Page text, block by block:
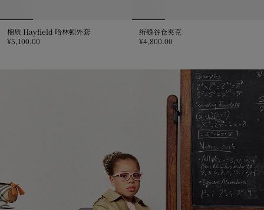
棉质 Hayfield 哈林顿外套
¥5,100.00
绗缝谷仓夹克
¥4,800.00